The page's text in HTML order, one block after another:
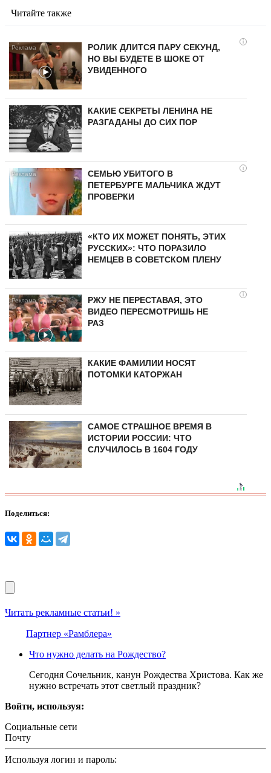
Читайте также
i
РОЛИК ДЛИТСЯ ПАРУ СЕКУНД,
НО ВЫ БУДЕТЕ В ШОКЕ ОТ
УВИДЕННОГО
КАКИЕ СЕКРЕТЫ ЛЕНИНА НЕ
РАЗГАДАНЫ ДО СИХ ПОР
i
СЕМЬЮ УБИТОГО В
ПЕТЕРБУРГЕ МАЛЬЧИКА ЖДУТ
ПРОВЕРКИ
«КТО ИХ МОЖЕТ ПОНЯТЬ, ЭТИХ
РУССКИХ»: ЧТО ПОРАЗИЛО
НЕМЦЕВ В СОВЕТСКОМ ПЛЕНУ
i
РЖУ НЕ ПЕРЕСТАВАЯ, ЭТО
ВИДЕО ПЕРЕСМОТРИШЬ НЕ
РАЗ
КАКИЕ ФАМИЛИИ НОСЯТ
ПОТОМКИ КАТОРЖАН
САМОЕ СТРАШНОЕ ВРЕМЯ В
ИСТОРИИ РОССИИ: ЧТО
СЛУЧИЛОСЬ В 1604 ГОДУ
Поделиться:
Читать рекламные статьи! »
Партнер «Рамблера»
Что нужно делать на Рождество?
Сегодня Сочельник, канун Рождества Христова. Как же
нужно встречать этот светлый праздник?
Войти, используя:
Социальные сети
Почту
Используя логин и пароль: